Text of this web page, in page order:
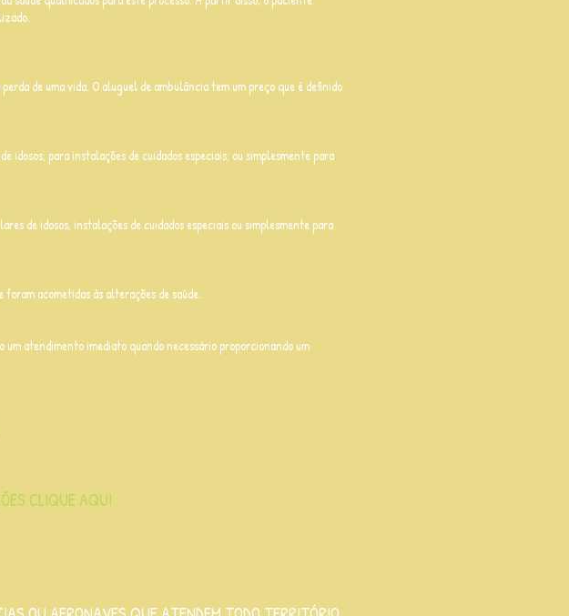
de uma vida. O aluguel de ambulância tem um preço que é definido
para instalações de cuidados especiais; ou simplesmente para
de idosos, instalações de cuidados especiais ou simplesmente para
acometidas às alterações de saúde.
atendimento imediato quando necessário proporcionando um
CLIQUE AQUI